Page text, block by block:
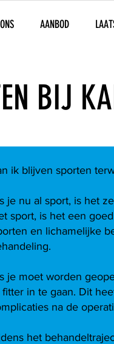
AANBOD
BIJ
ik blijven sporten
je nu al sport, is het
sport, is het een
en lichamelijke
je moet worden
fitter in te gaan. Dit
na de
het